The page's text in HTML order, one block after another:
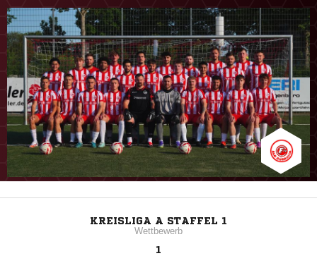
KREISLIGA A STAFFEL 1
Wettbewerb
1